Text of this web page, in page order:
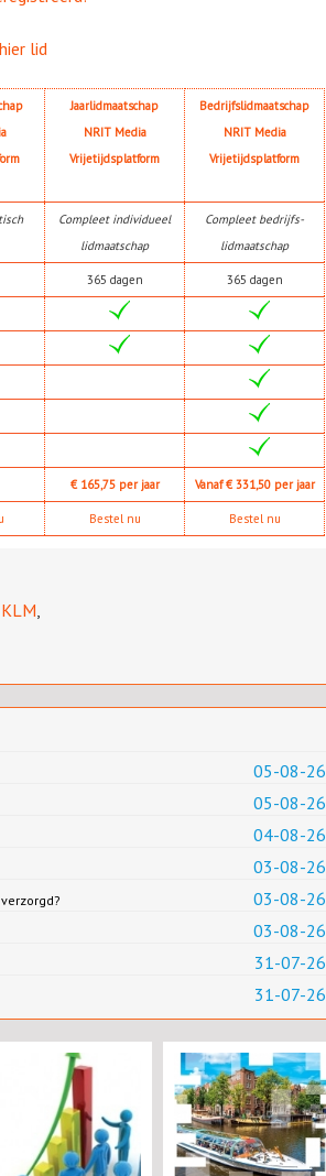
lid
Jaarlidmaatschap
NRIT Media
Vrijetijdsplatform
Bedrijfslidmaatschap
NRIT Media
Vrijetijdsplatform
Compleet individueel
lidmaatschap
Compleet bedrijfs-
lidmaatschap
365 dagen 365 dagen
€ 165,75 per jaar Vanaf € 331,50 per jaar
Bestel nu Bestel nu
KLM
05-08-26
05-08-26
04-08-26
03-08-26
03-08-26
03-08-26
31-07-26
31-07-26